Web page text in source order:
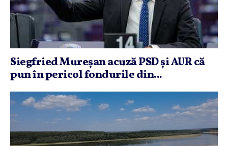
Siegfried Mureşan acuză PSD şi AUR că
pun în pericol fondurile din...